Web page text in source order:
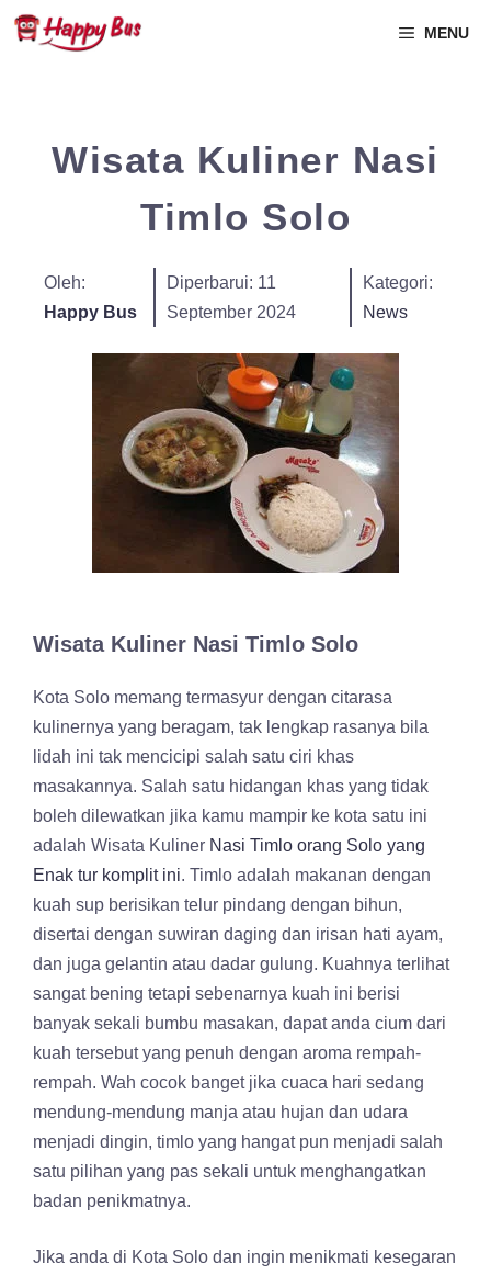
MENU
Wisata Kuliner Nasi
Timlo Solo
Oleh:
Happy Bus
Diperbarui: 11
September 2024
Kategori:
News
Wisata Kuliner Nasi Timlo Solo
Kota Solo memang termasyur dengan citarasa
kulinernya yang beragam, tak lengkap rasanya bila
lidah ini tak mencicipi salah satu ciri khas
masakannya. Salah satu hidangan khas yang tidak
boleh dilewatkan jika kamu mampir ke kota satu ini
adalah Wisata Kuliner Nasi Timlo orang Solo yang
Enak tur komplit ini. Timlo adalah makanan dengan
kuah sup berisikan telur pindang dengan bihun,
disertai dengan suwiran daging dan irisan hati ayam,
dan juga gelantin atau dadar gulung. Kuahnya terlihat
sangat bening tetapi sebenarnya kuah ini berisi
banyak sekali bumbu masakan, dapat anda cium dari
kuah tersebut yang penuh dengan aroma rempah-
rempah. Wah cocok banget jika cuaca hari sedang
mendung-mendung manja atau hujan dan udara
menjadi dingin, timlo yang hangat pun menjadi salah
satu pilihan yang pas sekali untuk menghangatkan
badan penikmatnya.
Jika anda di Kota Solo dan ingin menikmati kesegaran